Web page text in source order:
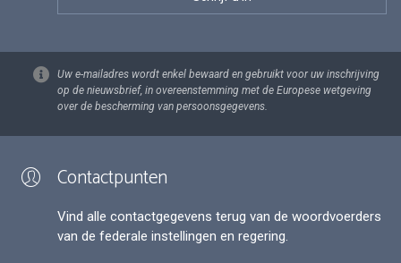
Uw e-mailadres wordt enkel bewaard en gebruikt voor uw inschrijving
op de nieuwsbrief, in overeenstemming met de Europese wetgeving
over de bescherming van persoonsgegevens.
Contactpunten
Vind alle contactgegevens terug van de woordvoerders
van de federale instellingen en regering.